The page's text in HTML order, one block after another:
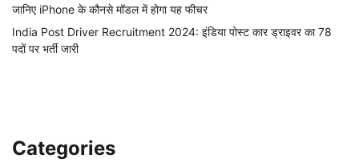
जानिए iPhone के कौनसे मॉडल में होगा यह फीचर
India Post Driver Recruitment 2024: इंडिया पोस्ट कार ड्राइवर का 78
पदों पर भर्ती जारी
Categories